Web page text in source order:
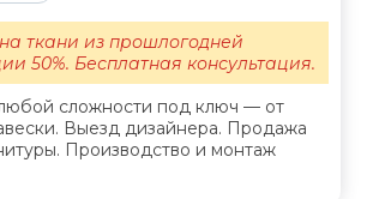
сложности под ключ — от
Выезд дизайнера. Продажа
Производство и монтаж
ткани из прошлогодней
50%. Бесплатная консультация.